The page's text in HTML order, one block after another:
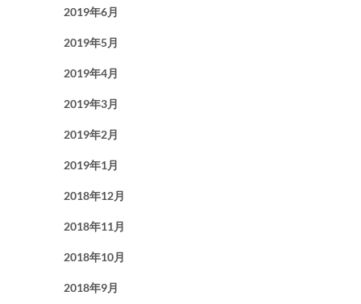
2019年6月
2019年5月
2019年4月
2019年3月
2019年2月
2019年1月
2018年12月
2018年11月
2018年10月
2018年9月